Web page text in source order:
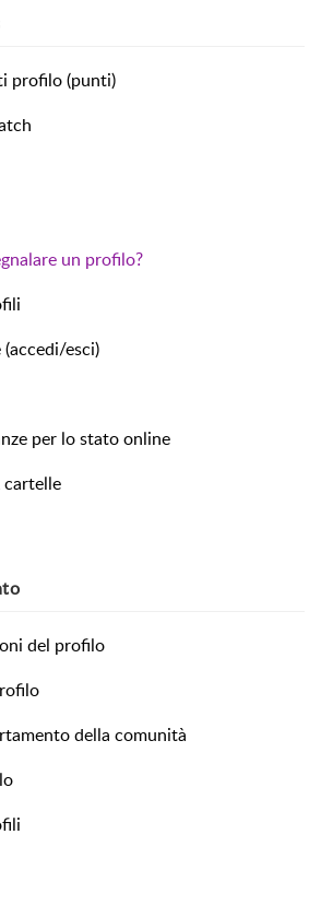
profilo (punti)
un profilo?
esci)
per lo stato online
del profilo
della comunità